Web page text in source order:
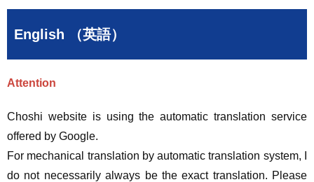
English （英語）
Attention
Choshi website is using the automatic translation service
offered by Google.
For mechanical translation by automatic translation system, I
do not necessarily always be the exact translation. Please